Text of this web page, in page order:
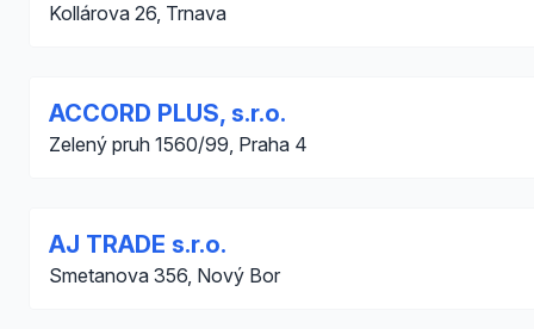
Kollárova 26, Trnava
ACCORD PLUS, s.r.o.
Zelený pruh 1560/99, Praha 4
AJ TRADE s.r.o.
Smetanova 356, Nový Bor